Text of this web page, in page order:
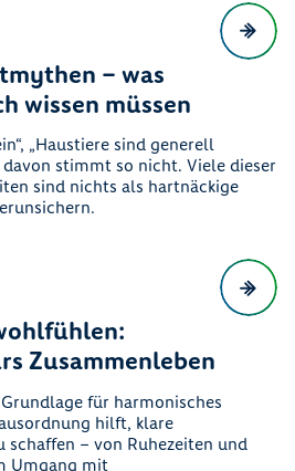
– was
wissen müssen
„Haustiere sind generell
stimmt so nicht. Viele dieser
sind nichts als hartnäckige
Zusammenleben
für harmonisches
hilft, klare
schaffen – von Ruhezeiten und
Umgang mit